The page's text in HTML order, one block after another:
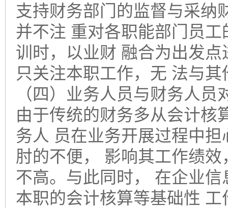
支持财务部门的监督与采纳
并不注 重对各职能部门员
训时，以业财 融合为出发
只关注本职工作，无 法与
（四）业务人员与财务人
由于传统的财务多从会计核
务人 员在业务开展过程中
肘的不便， 影响其工作绩
不高。与此同时， 在企业
本职的会计核算等基础性